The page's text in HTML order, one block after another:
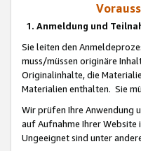
1. Anmeldung und
Sie leiten den
muss/müssen originäre
Originalinhalte, die
Materialien enthalten. Sie
Wir prüfen Ihre Anwendung
auf Aufnahme Ihrer
Ungeeignet sind unter